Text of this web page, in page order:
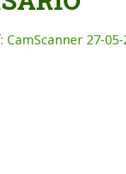
CamScanner 27-